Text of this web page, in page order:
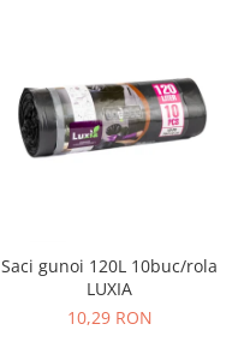
Saci gunoi 120L 10buc/rola
LUXIA
10,29 RON